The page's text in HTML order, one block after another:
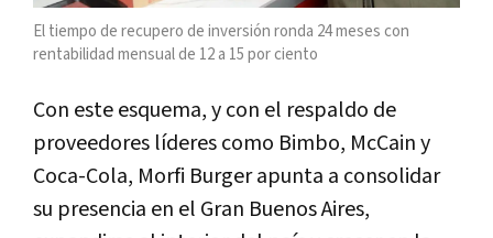
El tiempo de recupero de inversión ronda 24 meses con
rentabilidad mensual de 12 a 15 por ciento
Con este esquema, y con el respaldo de
proveedores líderes como Bimbo, McCain y
Coca-Cola, Morfi Burger apunta a consolidar
su presencia en el Gran Buenos Aires,